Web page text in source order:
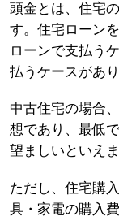
頭金とは、住宅
す。住宅ローン
ローンで支払う
払うケースがあり
中古住宅の場合
想であり、最低
望ましいといえま
ただし、住宅購
具・家電の購入